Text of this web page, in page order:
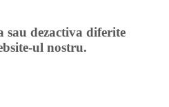
sau dezactiva diferite
ul nostru.